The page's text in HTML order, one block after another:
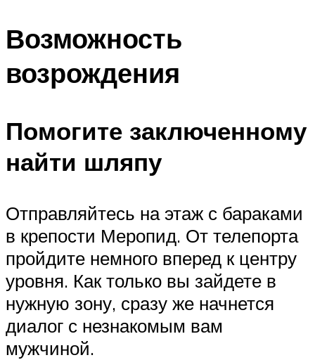
Возможность
возрождения
Помогите заключенному
найти шляпу
Отправляйтесь на этаж с бараками
в крепости Меропид. От телепорта
пройдите немного вперед к центру
уровня. Как только вы зайдете в
нужную зону, сразу же начнется
диалог с незнакомым вам
мужчиной.